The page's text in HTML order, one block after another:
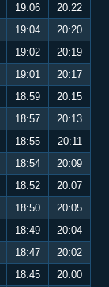
19:06
20:22
19:04
20:20
19:02
20:19
19:01
20:17
18:59
20:15
18:57
20:13
18:55
20:11
18:54
20:09
18:52
20:07
18:50
20:05
18:49
20:04
18:47
20:02
18:45
20:00